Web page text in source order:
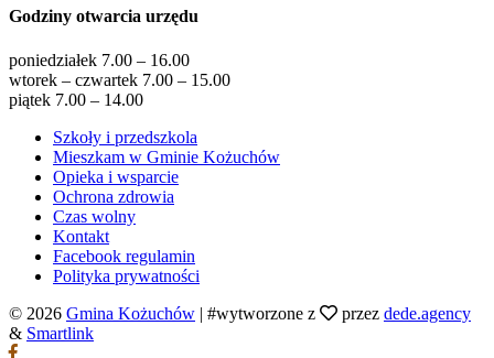
Godziny otwarcia urzędu
poniedziałek 7.00 – 16.00
wtorek – czwartek 7.00 – 15.00
piątek 7.00 – 14.00
Szkoły i przedszkola
Mieszkam w Gminie Kożuchów
Opieka i wsparcie
Ochrona zdrowia
Czas wolny
Kontakt
Facebook regulamin
Polityka prywatności
© 2026 Gmina Kożuchów | #wytworzone z przez dede.agency
& Smartlink